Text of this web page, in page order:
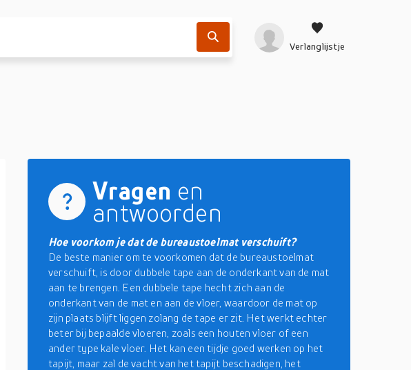
Verlanglijstje
Vragen en
antwoorden
Hoe voorkom je dat de bureaustoelmat verschuift?
De beste manier om te voorkomen dat de bureaustoelmat
verschuift, is door dubbele tape aan de onderkant van de mat
aan te brengen. Een dubbele tape hecht zich aan de
onderkant van de mat en aan de vloer, waardoor de mat op
zijn plaats blijft liggen zolang de tape er zit. Het werkt echter
beter bij bepaalde vloeren, zoals een houten vloer of een
ander type kale vloer. Het kan een tijdje goed werken op het
tapijt, maar zal de vacht van het tapijt beschadigen, het